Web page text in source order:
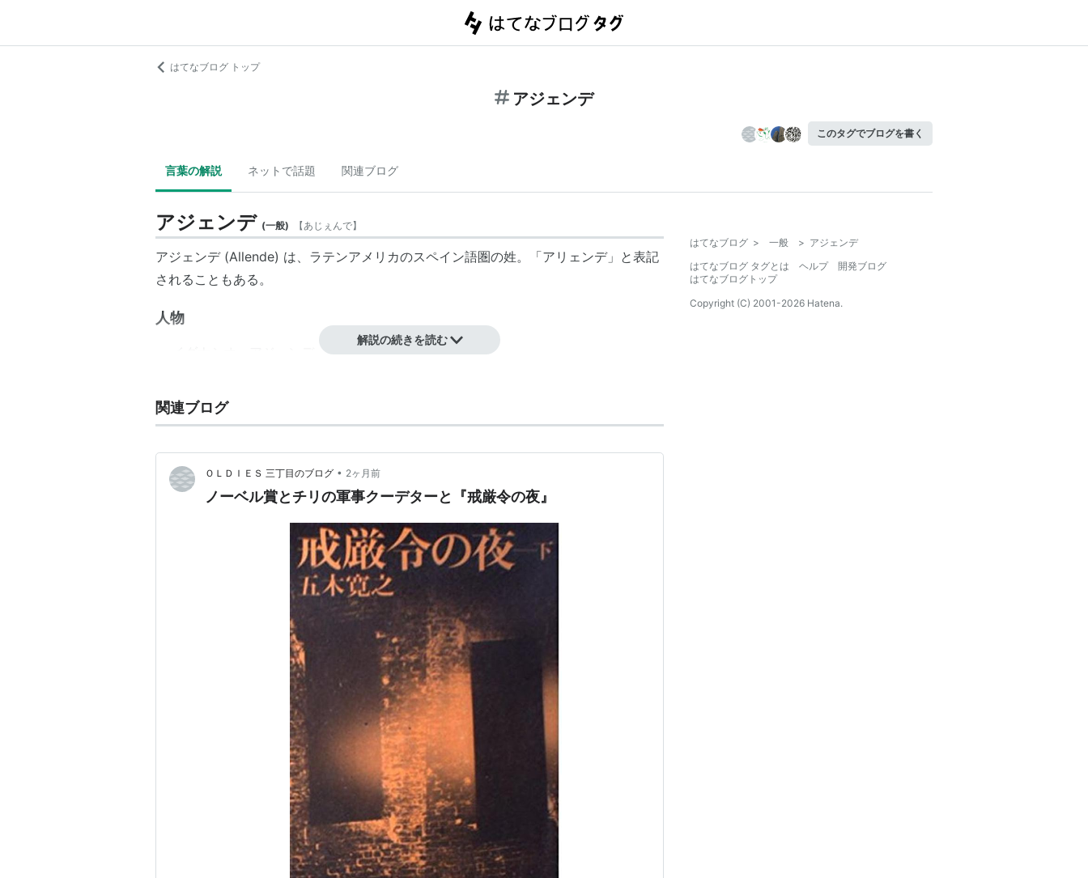
はてなブログ トップ
アジェンデ
このタグでブログを書く
言葉の解説 ネットで話題 関連ブログ
アジェンデ (一般) 【あじぇんで】
アジェンデ (Allende) は、ラテンアメリカのスペイン語圏の姓。「アリェンデ」と表記
されることもある。
人物
- メキシコ独立戦争の指導者。
た。
イサベル・アジェンデ
イサベル・アジェンデ
チリ社会党所属の国会議員。
サン・ミゲル・デ・アジェンデ- メキシコ中部の都市。イグナシオ・アジェンデ
解説の続きを読む
関連ブログ
ＯＬＤＩＥＳ 三丁目のブログ • 2ヶ月前
ノーベル賞とチリの軍事クーデターと『戒厳令の夜』
はてなブログ > 一般 > アジェンデ
はてなブログ タグとは
ヘルプ
開発ブログ
はてなブログトップ
Copyright (C) 2001-2026 Hatena.